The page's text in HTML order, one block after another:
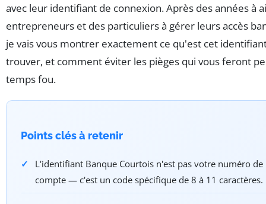
avec leur identifiant de connexion. Après des années à
entrepreneurs et des particuliers à gérer leurs accès
je vais vous montrer exactement ce qu'est cet
trouver, et comment éviter les pièges qui vous feront
temps fou.
Points clés à retenir
L'identifiant Banque Courtois n'est pas votre numéro de
compte — c'est un code spécifique de 8 à 11 caractères.